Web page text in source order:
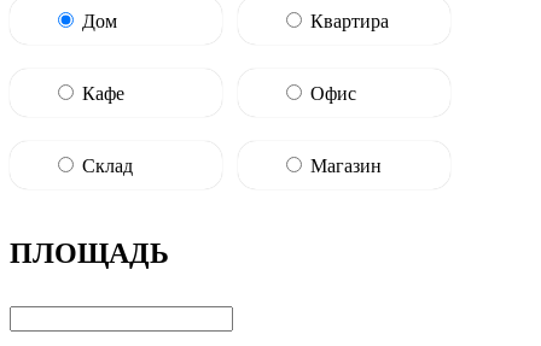
Дом Квартира
Кафе Офис
Склад Магазин
ПЛОЩАДЬ